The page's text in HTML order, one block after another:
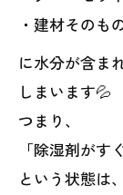
・建材そのも
に水分が含ま
しまいます💦
つまり、
「除湿剤がす
という状態は